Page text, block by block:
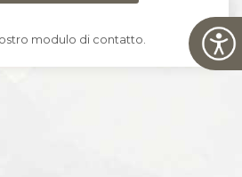
modulo di contatto.